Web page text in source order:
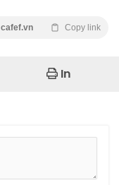
cafef.vn Copy link
In